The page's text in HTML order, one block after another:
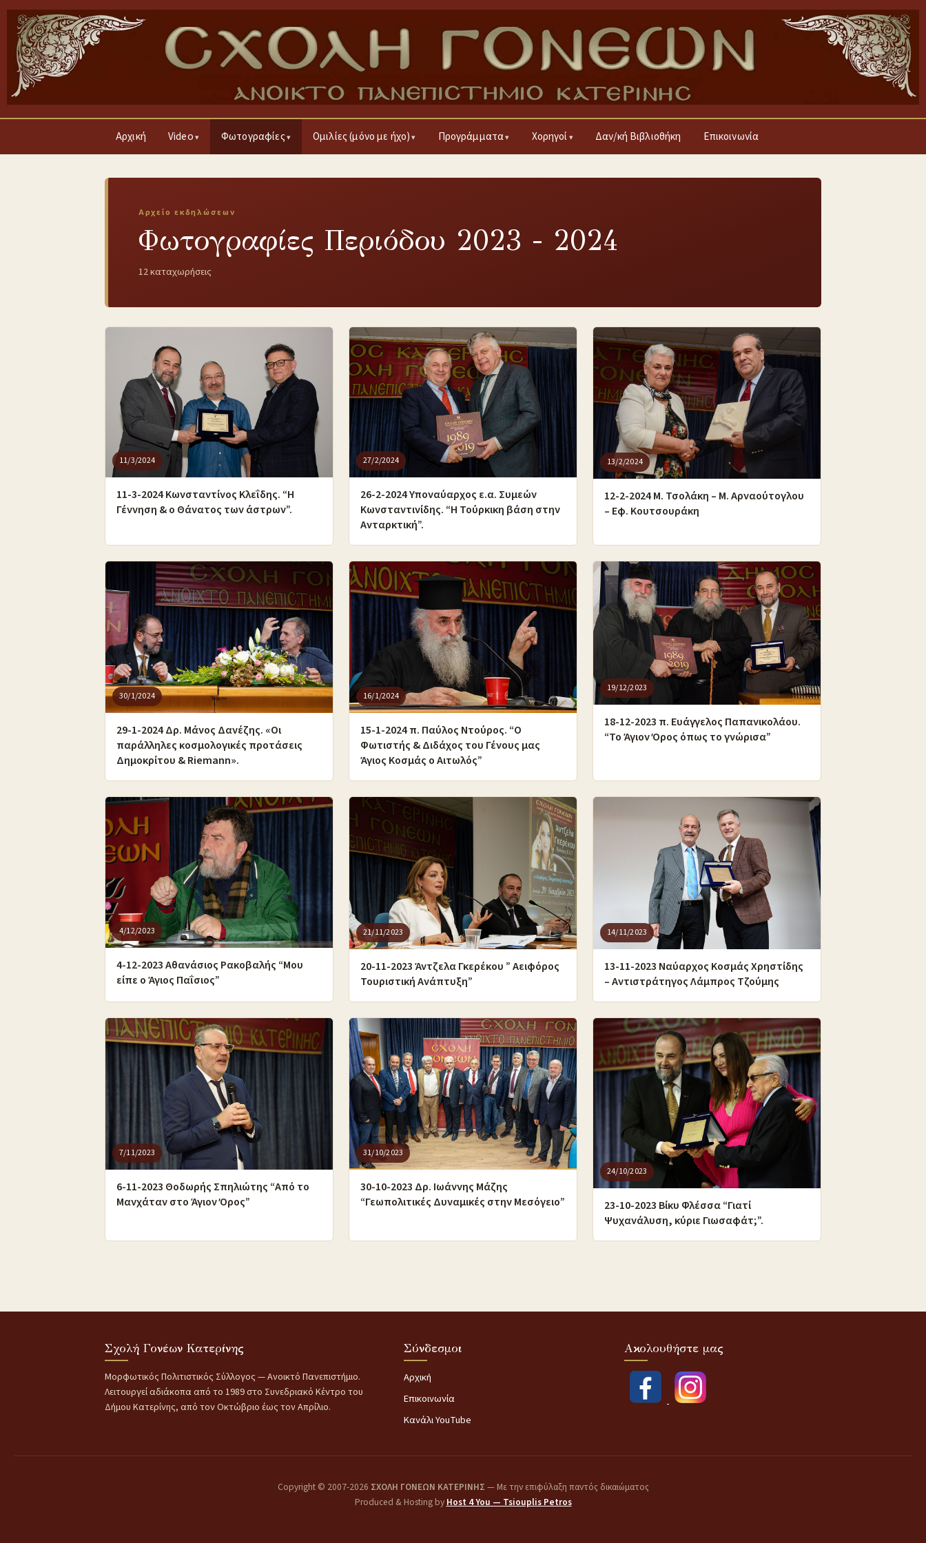
Αρχική Video Φωτογραφίες Ομιλίες (μόνο με ήχο) Προγράμματα Χορηγοί Δαν/κή Βιβλιοθήκη Επικοινωνία
Αρχείο εκδηλώσεων
Φωτογραφίες Περιόδου 2023 - 2024
12 καταχωρήσεις
11/3/2024
11-3-2024 Κωνσταντίνος Κλεΐδης. “Η
Γέννηση & ο Θάνατος των άστρων”.
27/2/2024
26-2-2024 Υποναύαρχος ε.α. Συμεών
Κωνσταντινίδης. “Η Τούρκικη βάση στην
Ανταρκτική”.
13/2/2024
12-2-2024 Μ. Τσολάκη – Μ. Αρναούτογλου
– Εφ. Κουτσουράκη
30/1/2024
29-1-2024 Δρ. Μάνος Δανέζης. «Οι
παράλληλες κοσμολογικές προτάσεις
Δημοκρίτου & Riemann».
16/1/2024
15-1-2024 π. Παύλος Ντούρος. “Ο
Φωτιστής & Διδάχος του Γένους μας
Άγιος Κοσμάς ο Αιτωλός”
19/12/2023
18-12-2023 π. Ευάγγελος Παπανικολάου.
“Το Άγιον Όρος όπως το γνώρισα”
4/12/2023
4-12-2023 Αθανάσιος Ρακοβαλής “Μου
είπε ο Άγιος Παΐσιος”
21/11/2023
20-11-2023 Άντζελα Γκερέκου ” Αειφόρος
Τουριστική Ανάπτυξη”
14/11/2023
13-11-2023 Ναύαρχος Κοσμάς Χρηστίδης
– Αντιστράτηγος Λάμπρος Τζούμης
7/11/2023
6-11-2023 Θοδωρής Σπηλιώτης “Από το
Μανχάταν στο Άγιον Όρος”
31/10/2023
30-10-2023 Δρ. Ιωάννης Μάζης
“Γεωπολιτικές Δυναμικές στην Μεσόγειο”
24/10/2023
23-10-2023 Βίκυ Φλέσσα “Γιατί
Ψυχανάλυση, κύριε Γιωσαφάτ;”.
Σχολή Γονέων Κατερίνης
Μορφωτικός Πολιτιστικός Σύλλογος — Ανοικτό Πανεπιστήμιο.
Λειτουργεί αδιάκοπα από το 1989 στο Συνεδριακό Κέντρο του
Δήμου Κατερίνης, από τον Οκτώβριο έως τον Απρίλιο.
Σύνδεσμοι
Αρχική
Επικοινωνία
Κανάλι YouTube
Ακολουθήστε μας
Copyright © 2007-2026 ΣΧΟΛΗ ΓΟΝΕΩΝ ΚΑΤΕΡΙΝΗΣ — Με την επιφύλαξη παντός δικαιώματος
Produced & Hosting by Host 4 You — Tsiouplis Petros